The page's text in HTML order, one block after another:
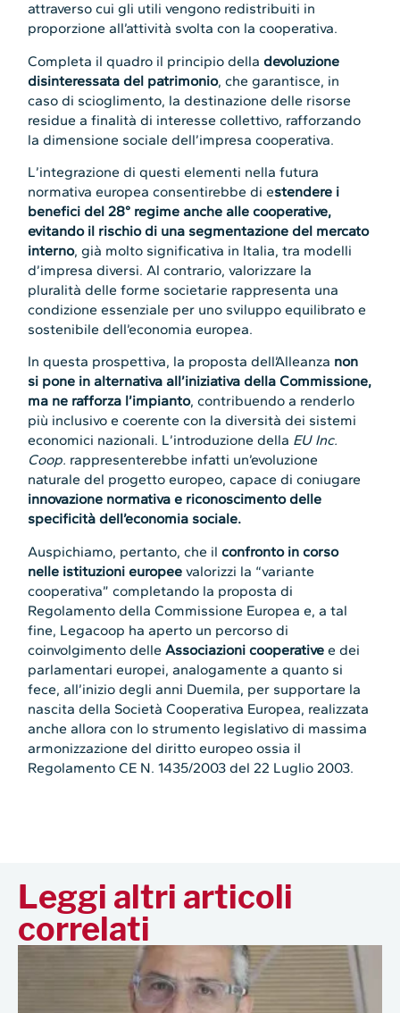
attraverso cui gli utili vengono redistribuiti in
proporzione all’attività svolta con la cooperativa.
Completa il quadro il principio delladevoluzione
disinteressata del patrimonio, che garantisce, in
caso di scioglimento, la destinazione delle risorse
residue a finalità di interesse collettivo, rafforzando
la dimensione sociale dell’impresa cooperativa.
L’integrazione di questi elementi nella futura
normativa europea consentirebbe di estendere i
benefici del 28° regime anche alle cooperative,
evitando il rischio di una segmentazione del mercato
interno, già molto significativa in Italia, tra modelli
d’impresa diversi. Al contrario, valorizzare la
pluralità delle forme societarie rappresenta una
condizione essenziale per uno sviluppo equilibrato e
sostenibile dell’economia europea.
In questa prospettiva, la proposta dell’Alleanza non
si pone in alternativa all’iniziativa della Commissione,
ma ne rafforza l’impianto, contribuendo a renderlo
più inclusivo e coerente con la diversità dei sistemi
economici nazionali. L’introduzione della EU Inc.
Coop. rappresenterebbe infatti un’evoluzione
naturale del progetto europeo, capace di coniugare
innovazione normativa e riconoscimento delle
specificità dell’economia sociale.
Auspichiamo, pertanto, che ilconfronto in corso
nelle istituzioni europee valorizzi la “variante
cooperativa” completando la proposta di
Regolamento della Commissione Europea e, a tal
fine, Legacoop ha aperto un percorso di
coinvolgimento delleAssociazioni cooperative e dei
parlamentari europei, analogamente a quanto si
fece, all’inizio degli anni Duemila, per supportare la
nascita della Società Cooperativa Europea, realizzata
anche allora con lo strumento legislativo di massima
armonizzazione del diritto europeo ossia il
Regolamento CE N. 1435/2003 del 22 Luglio 2003.
Leggi altri articoli
correlati